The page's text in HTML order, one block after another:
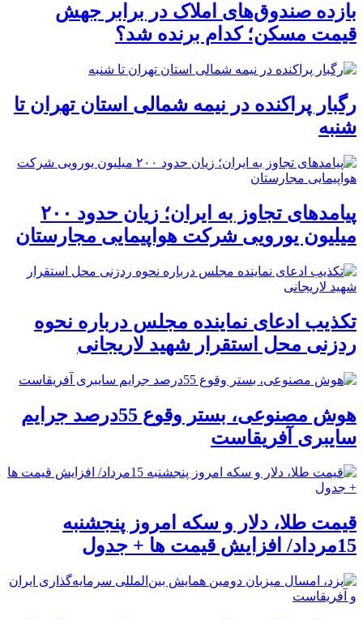
بازده صندوق‌های املاک در برابر جهش
قیمت مسکن؛ کدام برنده شد؟
رگبار پراکنده در نیمه شمالی استان تهران تا
شنبه
پیامدهای تجاوز به ایران؛ زیان حدود ۲۰۰
میلیون یورویی شرکت هواپیمایی مجارستان
تکذیب ادعای نماینده مجلس درباره نحوه
ردزنی محل استقرار شهید لاریجانی
هوش مصنوعی، بستر وقوع 55درصد جرایم
سایبری آفریقاست
قیمت طلا، دلار و سکه امروز پنجشنبه
15مرداد/ افزایش قیمت ها + جدول